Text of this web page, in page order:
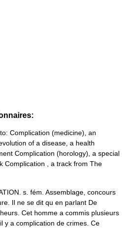
Complication (medicine), an
of a disease, a health
Complication (horology), a special
Complication , a track from The
s. fém. Assemblage, concours
Il ne se dit qu en parlant De
Cet homme a commis plusieurs
y a complication de crimes. Ce